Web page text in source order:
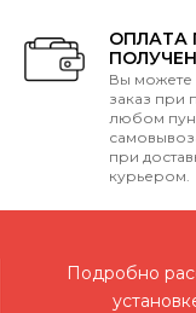
ОПЛАТА
Вы можете
заказ при
любом
при
курьером.
Подробно